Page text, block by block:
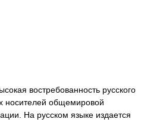
востребованность русского
носителей общемировой
На русском языке издается